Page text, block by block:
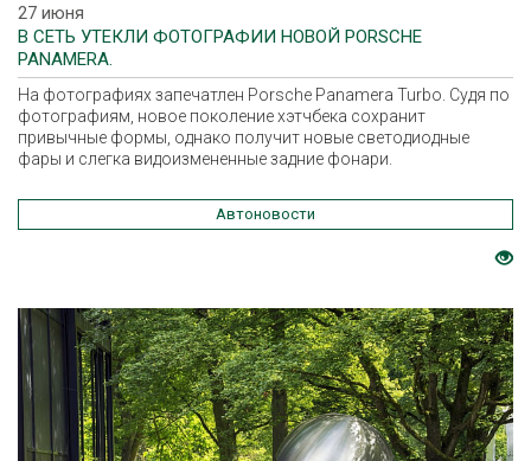
27 июня
В СЕТЬ УТЕКЛИ ФОТОГРАФИИ НОВОЙ PORSCHE
PANAMERA.
На фотографиях запечатлен Porsche Panamera Turbo. Судя по
фотографиям, новое поколение хэтчбека сохранит
привычные формы, однако получит новые светодиодные
фары и слегка видоизмененные задние фонари.
Автоновости